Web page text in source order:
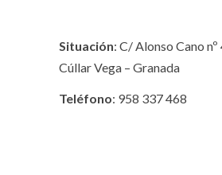
Situación: C/ Alonso Cano
Cúllar Vega – Granada
Teléfono: 958 337 468